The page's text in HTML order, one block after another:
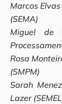
Marcos
(SEMA)
Miguel de
Rosa
(SMPM)
Sarah
Lazer